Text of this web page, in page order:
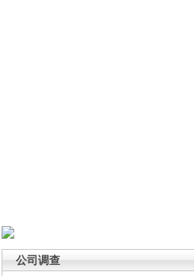
公司调查